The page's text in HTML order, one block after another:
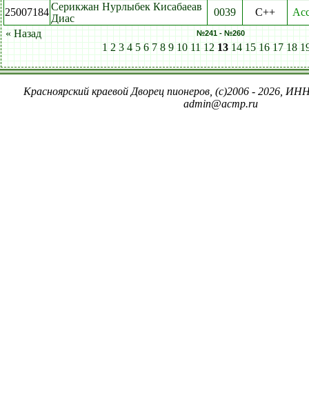
25007184Серикжан Нурлыбек Кисабаеав
Диас
0039 C++
« Назад
№241 - №260
1 2 3 4 5 6 7 8 9 10 11 12 13 14 15 16 17 18
Красноярский краевой Дворец пионеров, (c)2006 - 2026,
admin@acmp.ru